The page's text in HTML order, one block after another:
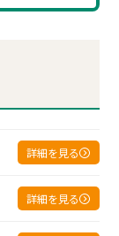
詳細を見る
詳細を見る